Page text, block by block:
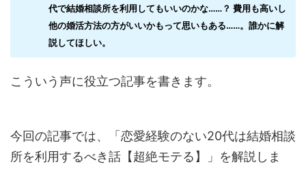
代で結婚相談所を利用してもいいのかな……？ 費用も高いし
他の婚活方法の方がいいかもって思いもある……。誰かに解
説してほしい。
こういう声に役立つ記事を書きます。
今回の記事では、「恋愛経験のない20代は結婚相談
所を利用するべき話【超絶モテる】」を解説しま